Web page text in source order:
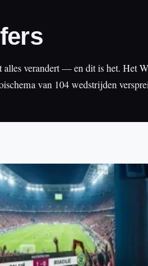
verandert — en dit is het. Het
van 104 wedstrijden